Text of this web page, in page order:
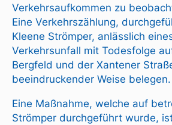
Verkehrsaufkommen zu
Eine Verkehrszählung,
Kleene Strömper, anlässlich
Verkehrsunfall mit Todesfolge
Bergfeld und der Xantener
beeindruckender Weise belegen.
Eine Maßnahme, welche auf
Strömper durchgeführt wurde,